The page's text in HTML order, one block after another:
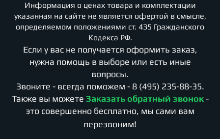
Информация о ценах товара и комплектации
указанная на сайте не является офертой в смысле,
определяемом положениями ст. 435 Гражданского
Кодекса РФ.
Если у вас не получается оформить заказ,
нужна помощь в выборе или есть иные
вопросы.
Звоните - всегда поможем - 8 (495) 235-88-35.
Также вы можете Заказать обратный звонок -
это совершенно бесплатно, мы сами вам
перезвоним!